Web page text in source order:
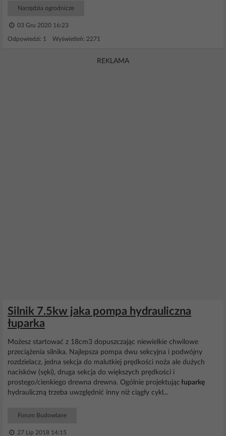
Narzędzia ogrodnicze
03 Gru 2020 16:23
Odpowiedzi: 1 Wyświetleń: 2271
REKLAMA
Silnik 7.5kw jaka pompa hydrauliczna
łuparka
Możesz startować z 18cm3 dopuszczając niewielkie chwilowe
przeciążenia silnika. Najlepsza pompa dwu sekcyjna i podwójny
rozdzielacz, jedna sekcja do malutkiej prędkości noża ale dużych
nacisków (sęki), druga sekcja do większych prędkości i
prostego/cienkiego drewna drewna. Ogólnie projektując łuparkę
hydrauliczną trzeba uwzględnić inny niż ciągły cykl...
Forum Budowlane
27 Lip 2018 14:15